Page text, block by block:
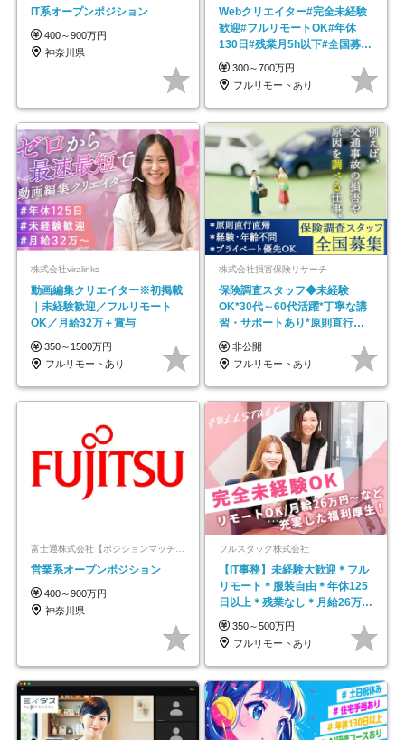
IT系オープンポジション
400～900万円
神奈川県
Webクリエイター#完全未経験
歓迎#フルリモートOK#年休
130日#残業月5h以下#全国募集
#最大1年の研修
300～700万円
フルリモートあり
株式会社viralinks
動画編集クリエイター※初掲載
｜未経験歓迎／フルリモート
OK／月給32万＋賞与
350～1500万円
フルリモートあり
株式会社損害保険リサーチ
保険調査スタッフ◆未経験
OK*30代～60代活躍*丁寧な講
習・サポートあり*原則直行直
帰／全国募集・業務委託
非公開
フルリモートあり
営業系オープンポジション
400～900万円
神奈川県
フルスタック株式会社
【IT事務】未経験大歓迎＊フル
リモート＊服装自由＊年休125
日以上＊残業なし＊月給26万円
以上
350～500万円
フルリモートあり